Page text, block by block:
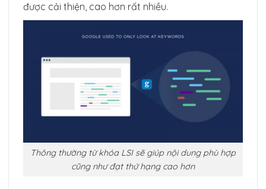
được cải thiện, cao hơn rất nhiều.
Thông thường từ khóa LSI sẽ giúp nội dung phù hợp
cũng như đạt thứ hạng cao hơn